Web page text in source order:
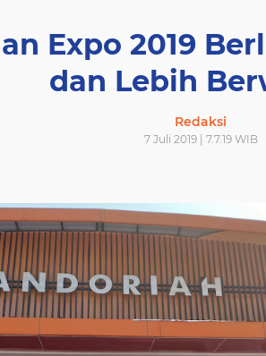
Expo 2019
dan Lebih
Redaksi
7 Juli 2019 | 7.7.19 WIB